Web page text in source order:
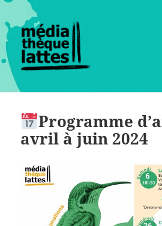
Programme
avril à juin 2024